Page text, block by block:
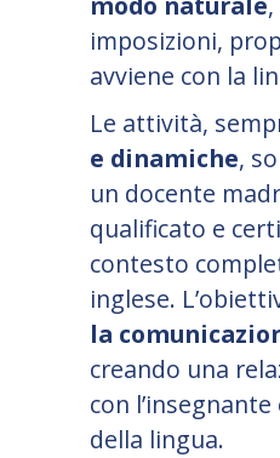
imposizioni,
avviene con la
Le attività,
e dinamiche,
un docente
qualificato e
contesto
inglese. L’
la
creando una
con l’insegnante
della lingua.